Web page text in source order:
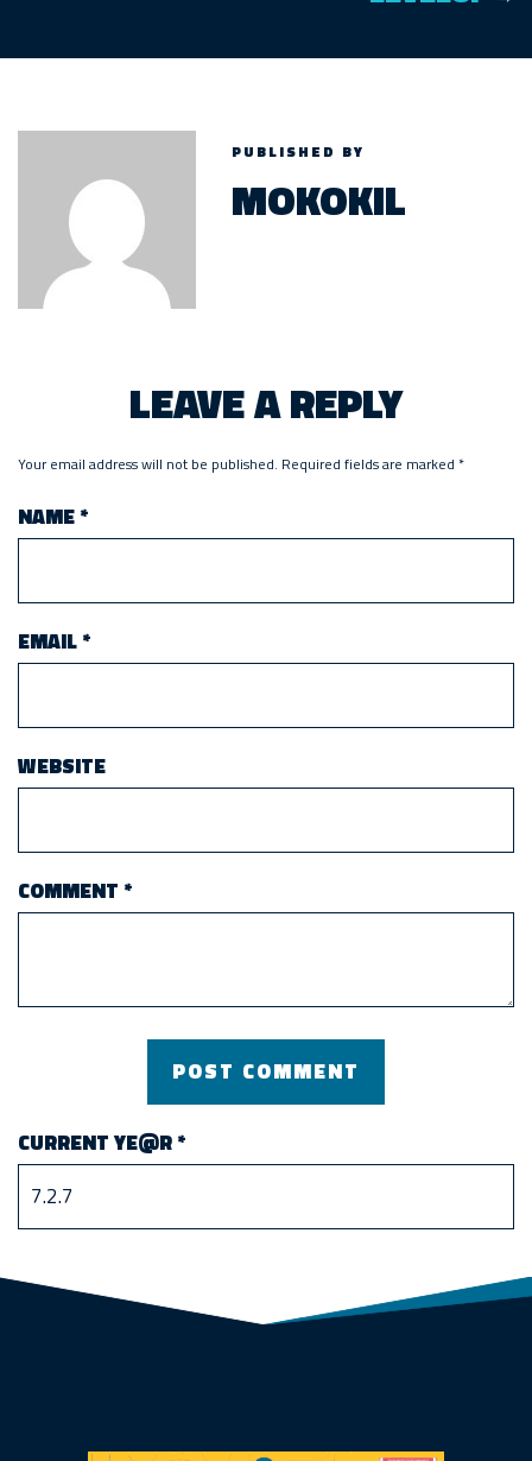
PUBLISHED BY
MOKOKIL
LEAVE A REPLY
Your email address will not be published. Required fields are marked *
NAME*
EMAIL*
WEBSITE
COMMENT *
CURRENT YE@R*